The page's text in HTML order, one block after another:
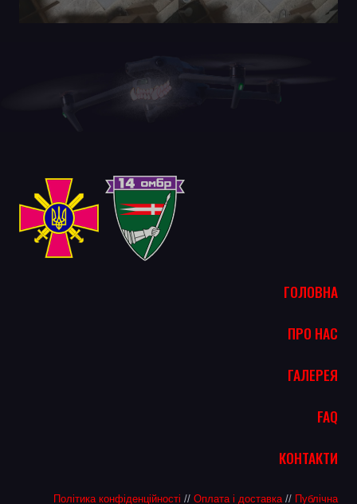
ГОЛОВНА
ПРО НАС
ГАЛЕРЕЯ
FAQ
КОНТАКТИ
Політика конфіденційності // Оплата і доставка// Публічна